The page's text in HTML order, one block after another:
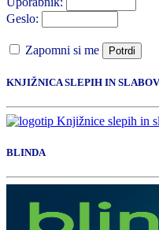
Geslo:
Zapomni si me Potrdi
KNJIŽNICA SLEPIH IN
BLINDA